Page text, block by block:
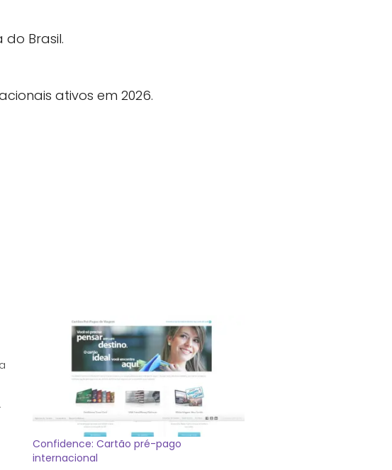
Brasil.
ativos em 2026.
Confidence: Cartão pré-pago
internacional